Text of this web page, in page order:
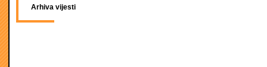
Arhiva vijesti